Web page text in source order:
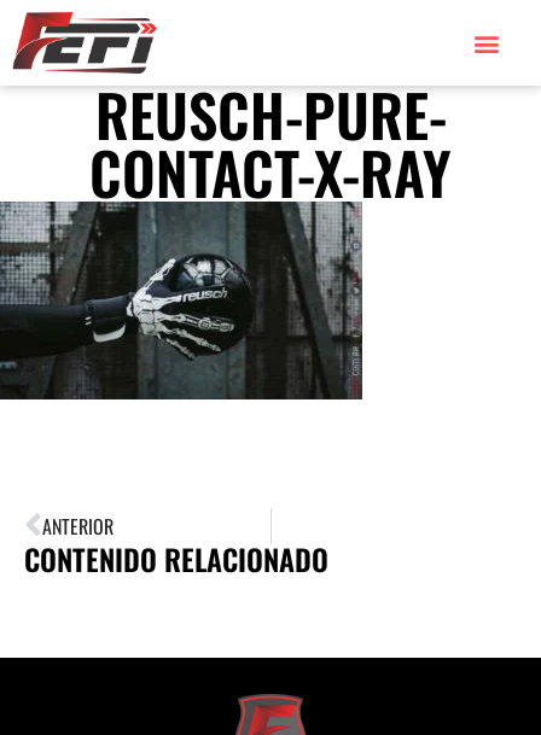
REUSCH-PURE-
CONTACT-X-RAY
ANTERIOR
CONTENIDO RELACIONADO